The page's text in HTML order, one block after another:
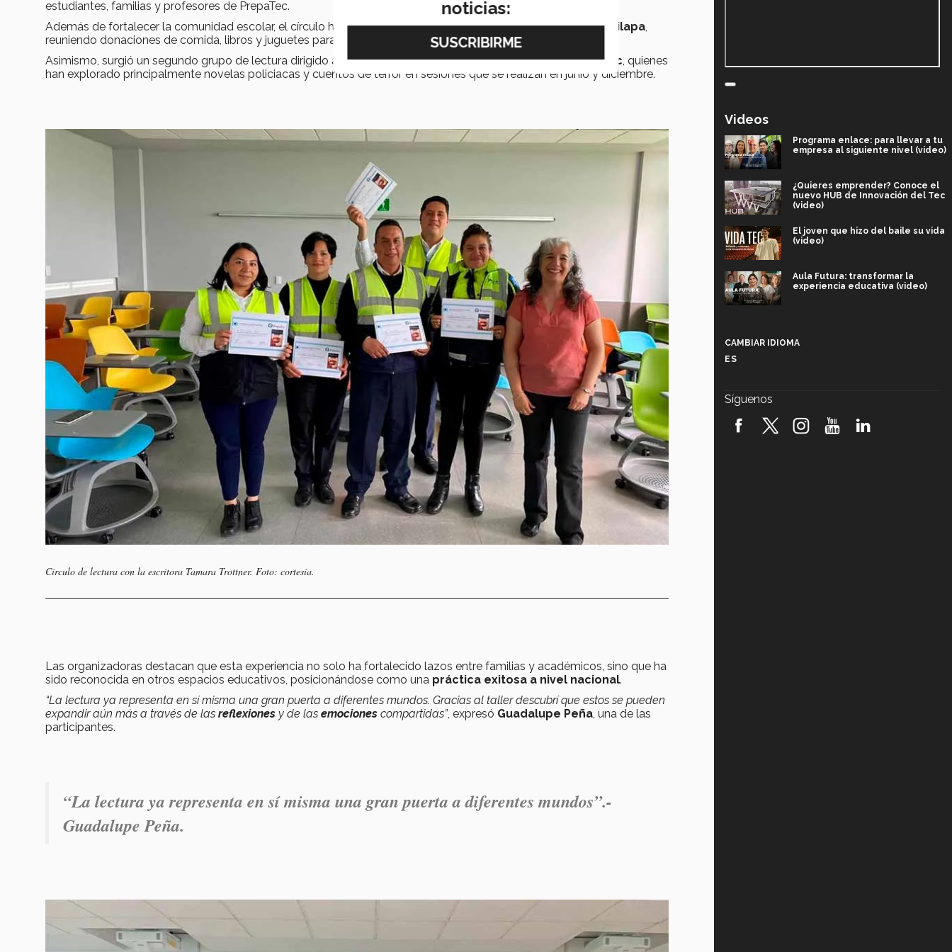
estudiantes, familias y profesores de PrepaTec.
Además de fortalecer la comunidad escolar, el círculo ha colaborado con elproyecto social de San Juan Tilapa,
reuniendo donaciones de comida, libros y juguetes para los niños de la comunidad.
Asimismo, surgió un segundo grupo de lectura dirigido a losguardias de seguridad de PrepaTec Metepec, quienes
han explorado principalmente novelas policiacas y cuentos de terror en sesiones que se realizan en junio y diciembre.
Círculo de lectura con la escritora Tamara Trottner. Foto: cortesía.
Las organizadoras destacan que esta experiencia no solo ha fortalecido lazos entre familias y académicos, sino que ha
sido reconocida en otros espacios educativos, posicionándose como una práctica exitosa a nivel nacional.
“La lectura ya representa en sí misma una gran puerta a diferentes mundos. Gracias al taller descubrí que estos se pueden
expandir aún más a través de las reflexiones y de las emociones compartidas”, expresó Guadalupe Peña, una de las
participantes.
“La lectura ya representa en sí misma una gran puerta a diferentes mundos”.-
Guadalupe Peña.
Videos
Programa enlace: para llevar a tu
empresa al siguiente nivel (video)
¿Quieres emprender? Conoce el
nuevo HUB de Innovación del Tec
(video)
El joven que hizo del baile su vida
(video)
Aula Futura: transformar la
experiencia educativa (video)
robótica FIRST 2026! (video)
CAMBIAR IDIOMA
ES
Síguenos
noticias: